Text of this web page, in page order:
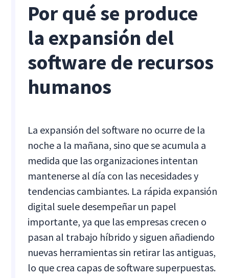
Por qué se produce
la expansión del
software de recursos
humanos
La expansión del software no ocurre de la
noche a la mañana, sino que se acumula a
medida que las organizaciones intentan
mantenerse al día con las necesidades y
tendencias cambiantes. La rápida expansión
digital suele desempeñar un papel
importante, ya que las empresas crecen o
pasan al trabajo híbrido y siguen añadiendo
nuevas herramientas sin retirar las antiguas,
lo que crea capas de software superpuestas.